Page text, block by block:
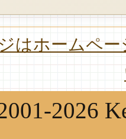
はホームペ
2026